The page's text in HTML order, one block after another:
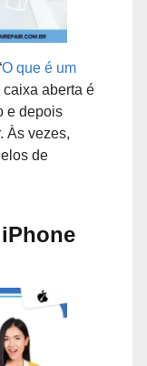
O que é um
caixa aberta é
e depois
Às vezes,
de